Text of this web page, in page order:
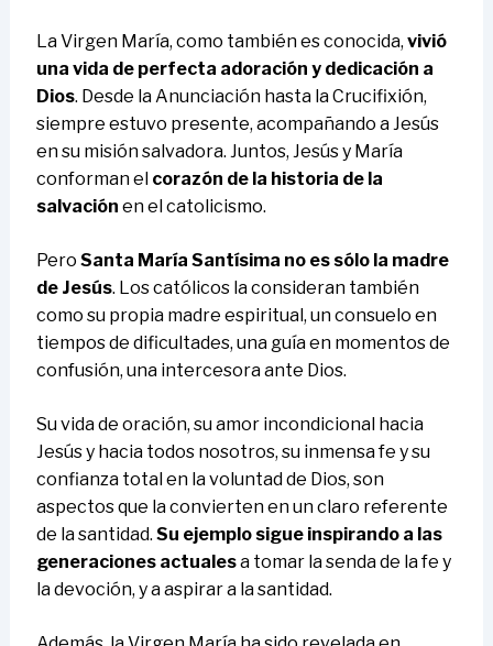
La Virgen María, como también es conocida, vivió
una vida de perfecta adoración y dedicación a
Dios. Desde la Anunciación hasta la Crucifixión,
siempre estuvo presente, acompañando a Jesús
en su misión salvadora. Juntos, Jesús y María
conforman el corazón de la historia de la
salvación en el catolicismo.
Pero Santa María Santísima no es sólo la madre
de Jesús. Los católicos la consideran también
como su propia madre espiritual, un consuelo en
tiempos de dificultades, una guía en momentos de
confusión, una intercesora ante Dios.
Su vida de oración, su amor incondicional hacia
Jesús y hacia todos nosotros, su inmensa fe y su
confianza total en la voluntad de Dios, son
aspectos que la convierten en un claro referente
de la santidad. Su ejemplo sigue inspirando a las
generaciones actualesa tomar la senda de la fe y
la devoción, y a aspirar a la santidad.